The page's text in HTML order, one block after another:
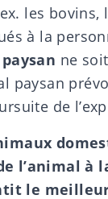
les bovins,
à la
ne
paysan
de
l’animal à
le